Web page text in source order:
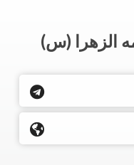
الزهرا (س)